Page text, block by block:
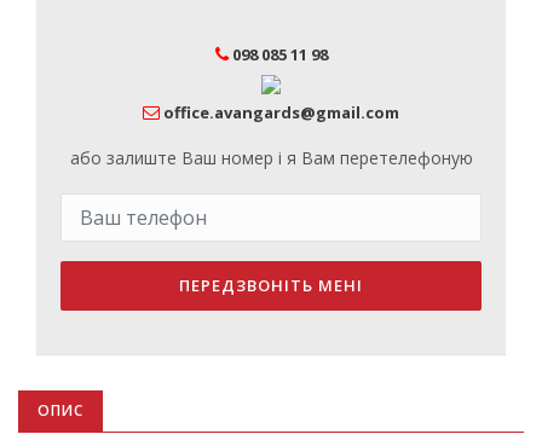
098 085 11 98
office.avangards@gmail.com
або залиште Ваш номер і я Вам перетелефоную
ПЕРЕДЗВОНІТЬ МЕНІ
ОПИС